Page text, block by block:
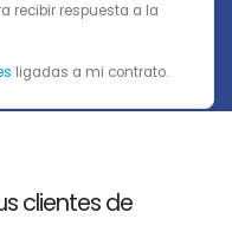
recibir respuesta a la
ligadas a mi contrato.
clientes de